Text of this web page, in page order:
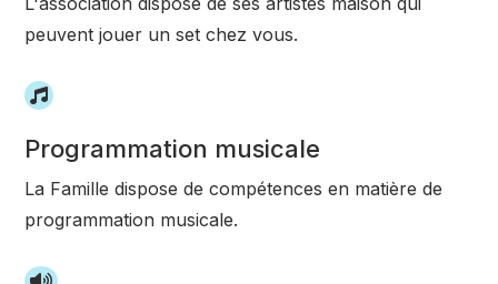
peuvent jouer un set chez vous.
Programmation musicale
La Famille dispose de compétences en matière de
programmation musicale.